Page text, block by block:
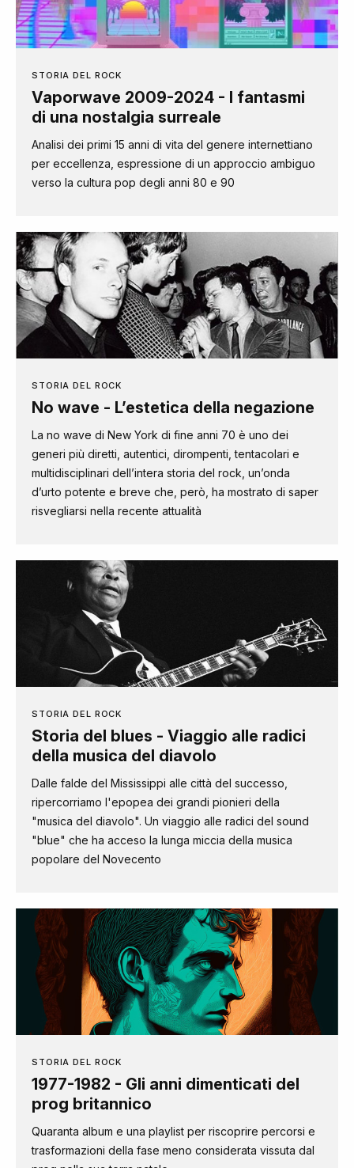
STORIA DEL ROCK
Vaporwave 2009-2024 - I fantasmi
di una nostalgia surreale
Analisi dei primi 15 anni di vita del genere internettiano
per eccellenza, espressione di un approccio ambiguo
verso la cultura pop degli anni 80 e 90
STORIA DEL ROCK
No wave - L’estetica della negazione
La no wave di New York di fine anni 70 è uno dei
generi più diretti, autentici, dirompenti, tentacolari e
multidisciplinari dell’intera storia del rock, un’onda
d’urto potente e breve che, però, ha mostrato di saper
risvegliarsi nella recente attualità
STORIA DEL ROCK
Storia del blues - Viaggio alle radici
della musica del diavolo
Dalle falde del Mississippi alle città del successo,
ripercorriamo l'epopea dei grandi pionieri della
"musica del diavolo". Un viaggio alle radici del sound
"blue" che ha acceso la lunga miccia della musica
popolare del Novecento
STORIA DEL ROCK
1977-1982 - Gli anni dimenticati del
prog britannico
Quaranta album e una playlist per riscoprire percorsi e
trasformazioni della fase meno considerata vissuta dal